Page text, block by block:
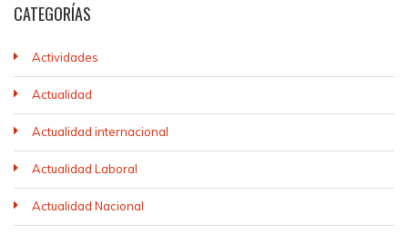
CATEGORÍAS
Actividades
Actualidad
Actualidad internacional
Actualidad Laboral
Actualidad Nacional